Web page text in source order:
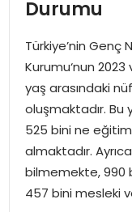
İDEAL YAŞAM
İDEAL SPOR
YAŞAM
MAGAZIN
SAĞLIK
Durumu
Türkiye’nin Genç
Kurumu‘nun
yaş arasındaki
oluşmaktadır. Bu
525 bini ne
almaktadır.
bilmemekte, 990
457 bini mesleki